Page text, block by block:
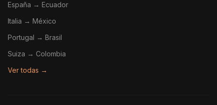
España → Ecuador
Italia → México
Portugal → Brasil
Suiza → Colombia
Ver todas →